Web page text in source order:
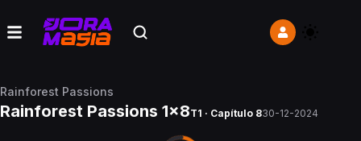
Rainforest Passions
Rainforest Passions 1x8T1 · Capítulo 830-12-2024